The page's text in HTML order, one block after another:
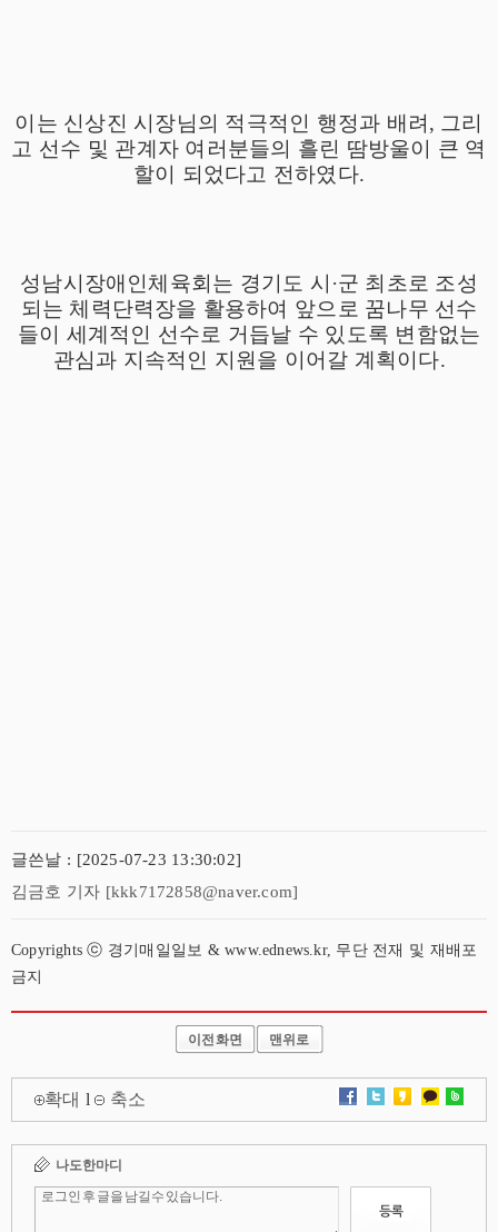
이는 신상진 시장님의 적극적인 행정과 배려 , 그리
고 선수 및 관계자 여러분들의 흘린 땀방울이 큰 역
할이 되었다고 전하였다.
성남시장애인체육회는 경기도 시 ·군 최초로 조성
되는 체력단력장을 활용하여 앞으로 꿈나무 선수
들이 세계적인 선수로 거듭날 수 있도록 변함없는
관심과 지속적인 지원을 이어갈 계획이다.
글쓴날 : [2025-07-23 13:30:02]
김금호 기자 [kkk7172858@naver.com]
Copyrights ⓒ 경기매일일보 & www.ednews.kr, 무단 전재 및 재배포
금지
이전화면 맨위로
확대 l 축소